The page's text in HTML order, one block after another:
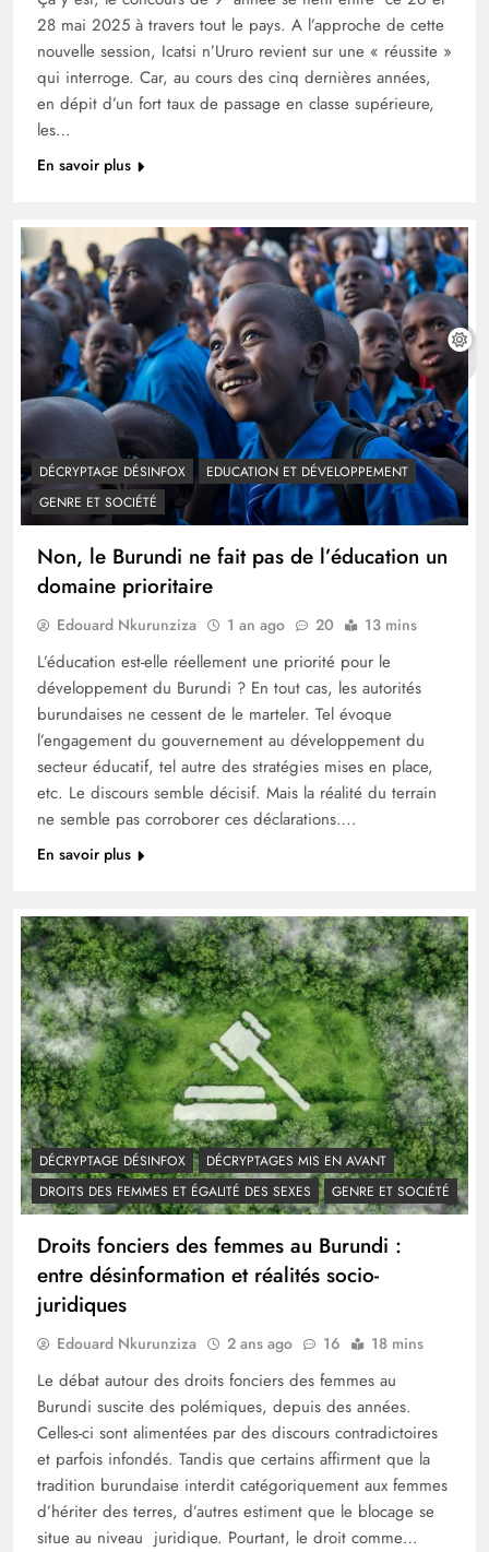
28 mai 2025 à travers tout le pays. A l’approche de cette
nouvelle session, Icatsi n’Ururo revient sur une « réussite »
qui interroge. Car, au cours des cinq dernières années,
en dépit d’un fort taux de passage en classe supérieure,
les…
En savoir plus
DÉCRYPTAGE DÉSINFOX
EDUCATION ET DÉVELOPPEMENT
GENRE ET SOCIÉTÉ
Non, le Burundi ne fait pas de l’éducation un
domaine prioritaire
Edouard Nkurunziza 1 an ago 20 13 mins
L’éducation est-elle réellement une priorité pour le
développement du Burundi ? En tout cas, les autorités
burundaises ne cessent de le marteler. Tel évoque
l’engagement du gouvernement au développement du
secteur éducatif, tel autre des stratégies mises en place,
etc. Le discours semble décisif. Mais la réalité du terrain
ne semble pas corroborer ces déclarations….
En savoir plus
DÉCRYPTAGE DÉSINFOX
DÉCRYPTAGES MIS EN AVANT
DROITS DES FEMMES ET ÉGALITÉ DES SEXES
GENRE ET SOCIÉTÉ
Droits fonciers des femmes au Burundi :
entre désinformation et réalités socio-
juridiques
Edouard Nkurunziza 2 ans ago 16 18 mins
Le débat autour des droits fonciers des femmes au
Burundi suscite des polémiques, depuis des années.
Celles-ci sont alimentées par des discours contradictoires
et parfois infondés. Tandis que certains affirment que la
tradition burundaise interdit catégoriquement aux femmes
d’hériter des terres, d’autres estiment que le blocage se
situe au niveau juridique. Pourtant, le droit comme…